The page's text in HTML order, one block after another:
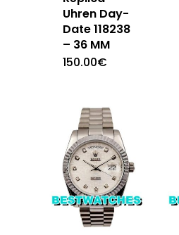
Uhren Day-
Date 118238
– 36 MM
150.00€